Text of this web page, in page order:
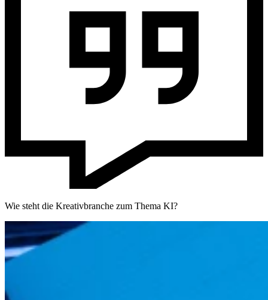
Wie steht die Kreativbranche zum Thema KI?